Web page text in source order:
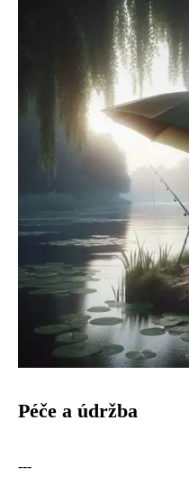
Péče a údržba
---